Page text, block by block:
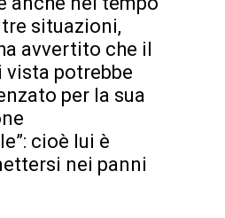
situazioni,
avvertito che il
vista potrebbe
per la sua
cioè lui è
nei panni